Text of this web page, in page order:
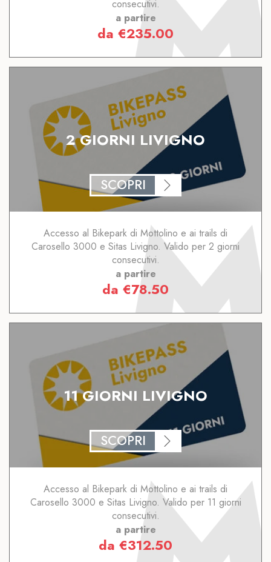
consecutivi.
a partire
da €235.00
2 GIORNI LIVIGNO
SCOPRI
Accesso al Bikepark di Mottolino e ai trails di
Carosello 3000 e Sitas Livigno. Valido per 2 giorni
consecutivi.
a partire
da €78.50
11 GIORNI LIVIGNO
SCOPRI
Accesso al Bikepark di Mottolino e ai trails di
Carosello 3000 e Sitas Livigno. Valido per 11 giorni
consecutivi.
a partire
da €312.50